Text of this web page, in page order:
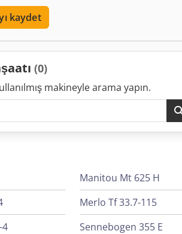
kaydet
(0)
makineyle arama yapın.
4
Manitou Mt 625 H
Merlo Tf 33.7-115
Sennebogen 355 E